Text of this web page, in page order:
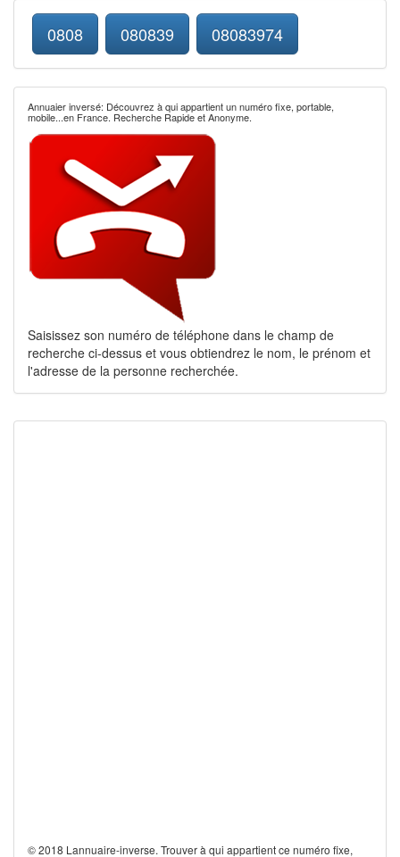
0808 080839 08083974
Annuaier inversé: Découvrez à qui appartient un numéro fixe, portable,
mobile...en France. Recherche Rapide et Anonyme.
Saisissez son numéro de téléphone dans le champ de
recherche ci-dessus et vous obtiendrez le nom, le prénom et
l'adresse de la personne recherchée.
© 2018 Lannuaire-inverse. Trouver à qui appartient ce numéro fixe,